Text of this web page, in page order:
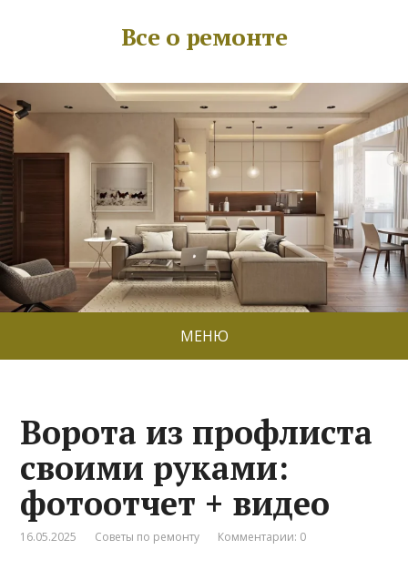
Все о ремонте
МЕНЮ
Ворота из профлиста
своими руками:
фотоотчет + видео
16.05.2025 Советы по ремонту Комментарии: 0